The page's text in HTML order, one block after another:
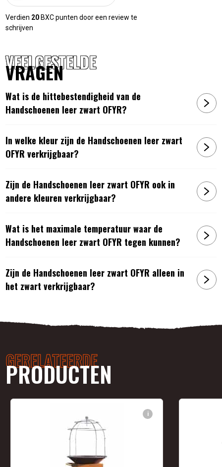
Verdien 20 BXC punten door een review te
schrijven
VEELGESTELDE
VRAGEN
Wat is de hittebestendigheid van de
Handschoenen leer zwart OFYR?
In welke kleur zijn de Handschoenen leer zwart
OFYR verkrijgbaar?
Zijn de Handschoenen leer zwart OFYR ook in
andere kleuren verkrijgbaar?
Wat is het maximale temperatuur waar de
Handschoenen leer zwart OFYR tegen kunnen?
Zijn de Handschoenen leer zwart OFYR alleen in
het zwart verkrijgbaar?
GERELATEERDE
PRODUCTEN
i